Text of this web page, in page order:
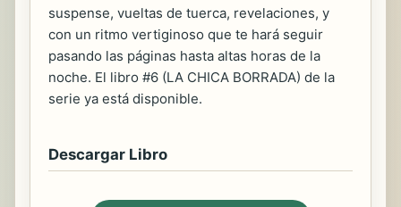
suspense, vueltas de tuerca, revelaciones, y
con un ritmo vertiginoso que te hará seguir
pasando las páginas hasta altas horas de la
noche. El libro #6 (LA CHICA BORRADA) de la
serie ya está disponible.
Descargar Libro